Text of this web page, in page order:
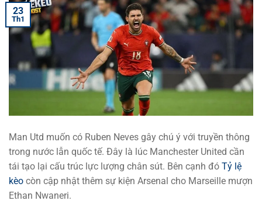
23
Th1
Man Utd muốn có Ruben Neves gây chú ý với truyền thông
trong nước lẫn quốc tế. Đây là lúc Manchester United cần
tái tạo lại cấu trúc lực lượng chân sút. Bên cạnh đó Tỷ lệ
kèo còn cập nhật thêm sự kiện Arsenal cho Marseille mượn
Ethan Nwaneri.